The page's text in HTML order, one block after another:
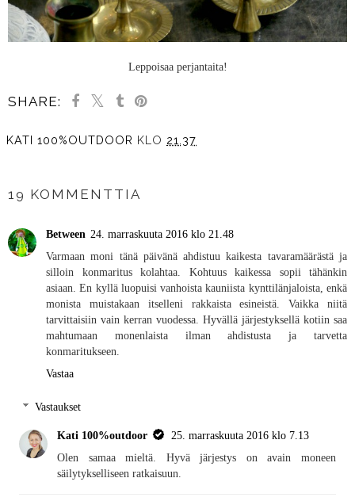
Leppoisaa perjantaita!
SHARE:
KATI 100%OUTDOOR KLO 21.37
19 KOMMENTTIA
Between 24. marraskuuta 2016 klo 21.48
Varmaan moni tänä päivänä ahdistuu kaikesta tavaramäärästä ja
silloin konmaritus kolahtaa. Kohtuus kaikessa sopii tähänkin
asiaan. En kyllä luopuisi vanhoista kauniista kynttilänjaloista, enkä
monista muistakaan itselleni rakkaista esineistä. Vaikka niitä
tarvittaisiin vain kerran vuodessa. Hyvällä järjestyksellä kotiin saa
mahtumaan monenlaista ilman ahdistusta ja tarvetta
konmaritukseen.
Vastaa
Vastaukset
Kati 100%outdoor
25. marraskuuta 2016 klo 7.13
Olen samaa mieltä. Hyvä järjestys on avain moneen
säilytykselliseen ratkaisuun.